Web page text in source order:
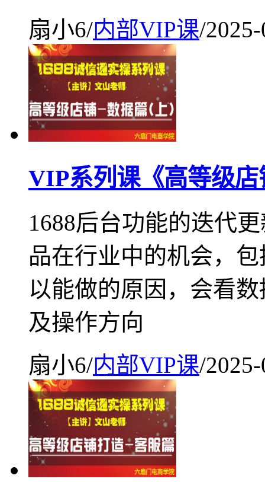
扇小6/内部VIP课/
VIP系列课《高等级
1688后台功能的迭代
品在行业中的机会，
以能做的原因，会看
及操作方向
扇小6/内部VIP课/